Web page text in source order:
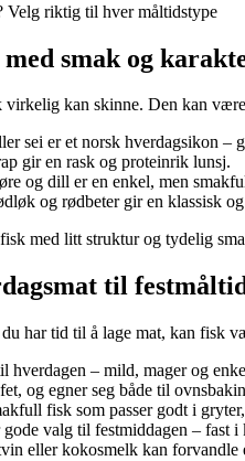
Velg riktig til hver måltidstype
smak og
kan skinne. Den kan
sei er et norsk hverdagsikon –
gir en rask og proteinrik lunsj.
og dill er en enkel, men
og rødbeter gir en klassisk
med litt struktur og tydelig
til
har tid til å lage mat, kan fisk
hverdagen – mild, mager og
og egner seg både til
fisk som passer godt i
gode valg til festmiddagen – fast i
eller kokosmelk kan